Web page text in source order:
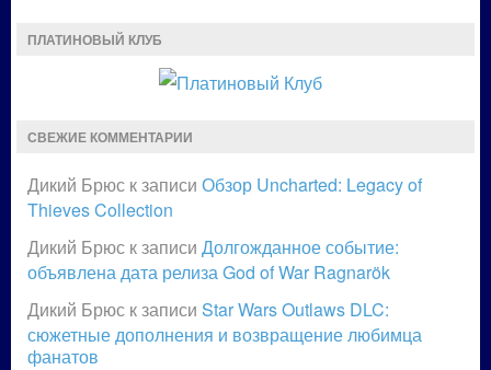
ПЛАТИНОВЫЙ КЛУБ
СВЕЖИЕ КОММЕНТАРИИ
Дикий Брюс к записи Обзор Uncharted: Legacy of
Thieves Collection
Дикий Брюс к записи Долгожданное событие:
объявлена дата релиза God of War Ragnarök
Дикий Брюс к записи Star Wars Outlaws DLC:
сюжетные дополнения и возвращение любимца
фанатов